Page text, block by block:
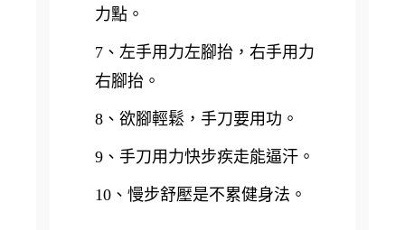
力點。
7、左手用力左腳抬，右手用力
右腳抬。
8、欲腳輕鬆，手刀要用功。
9、手刀用力快步疾走能逼汗。
10、慢步舒壓是不累健身法。